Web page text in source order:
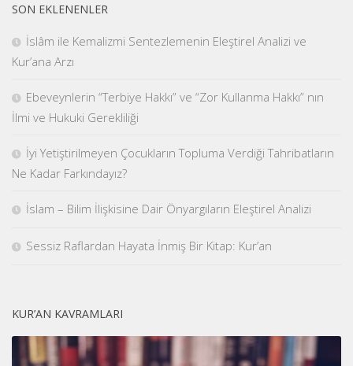
SON EKLENENLER
İslâm ile Kemalizmi Sentezlemenin Eleştirel Analizi ve
Kur’ana Arzı
Ebeveynlerin “Terbiye Hakkı” ve “Zor Kullanma Hakkı” nın
İlmi ve Hukuki Gerekliliği
İyi Yetiştirilmeyen Çocukların Topluma Verdiği Tahribatların
Ne Kadar Farkındayız?
İslam – Bilim İlişkisine Dair Önyargıların Eleştirel Analizi
Sessiz Raflardan Hayata İnmiş Bir Kitap: Kur’an
KUR’AN KAVRAMLARI